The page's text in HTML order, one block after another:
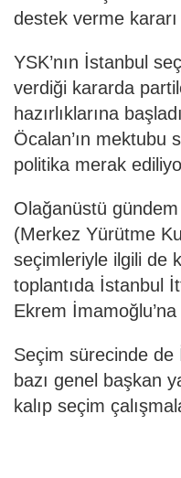
destek verme kararı
YSK’nın İstanbul
verdiği kararda
hazırlıklarına
Öcalan’ın mektubu
politika merak
Olağanüstü
(Merkez Yürütme
seçimleriyle ilgili de
toplantıda İstanbul
Ekrem
Seçim sürecinde
bazı genel başkan
kalıp seçim